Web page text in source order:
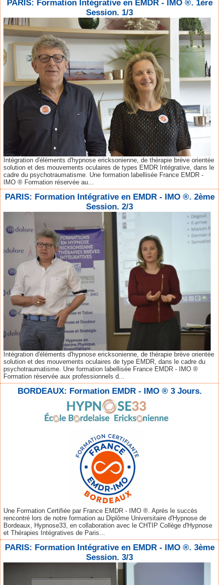
PARIS: Formation Intégrative en EMDR - IMO ®. 1ère
Session. 1/3
Intégration d'éléments d'hypnose ericksonienne, de thérapie brève orientée
solution et des mouvements oculaires de types EMDR Intégrative, dans le
cadre du psychotraumatisme. Une formation labellisée France EMDR -
IMO ® Formation réservée au...
PARIS: Formation Intégrative en EMDR - IMO ®. 2ème
Session. 2/3
Intégration d'éléments d'hypnose ericksonienne, de thérapie brève orientée
solution et des mouvements oculaires de type EMDR, dans le cadre du
psychotraumatisme. Une formation labellisée France EMDR - IMO ®
Formation réservée aux professionnels d...
BORDEAUX: Formation EMDR - IMO ® 3 Jours.
Une Formation Certifiée par France EMDR - IMO ®. Après le succès
rencontré lors de notre formation au Diplôme Universitaire d'Hypnose de
Bordeaux, Hypnose33, en collaboration avec le CHTIP Collège d'Hypnose
et Thérapies Intégratives de Paris...
PARIS: Formation Intégrative en EMDR - IMO ®. 3ème
Session. 3/3